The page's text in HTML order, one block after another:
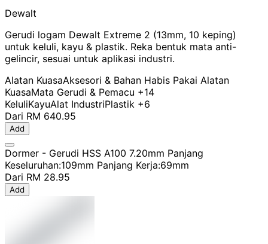
Dewalt
Gerudi logam Dewalt Extreme 2 (13mm, 10 keping)
untuk keluli, kayu & plastik. Reka bentuk mata anti-
gelincir, sesuai untuk aplikasi industri.
Alatan KuasaAksesori & Bahan Habis Pakai Alatan
KuasaMata Gerudi & Pemacu +14
KeluliKayuAlat IndustriPlastik +6
Dari RM 640.95
Add
Dormer - Gerudi HSS A100 7.20mm Panjang
Keseluruhan:109mm Panjang Kerja:69mm
Dari RM 28.95
Add